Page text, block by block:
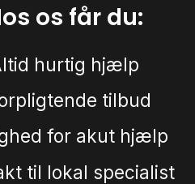
os får du:
hurtig hjælp
tilbud
for akut hjælp
til lokal specialist